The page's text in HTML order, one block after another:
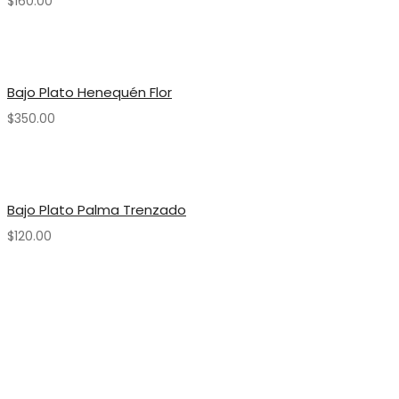
Bajo Plato Henequén Flor
$350.00
Bajo Plato Palma Trenzado
$120.00